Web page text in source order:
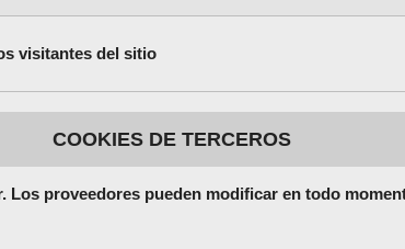
visitantes del sitio
COOKIES DE TERCEROS
proveedores pueden modificar en todo